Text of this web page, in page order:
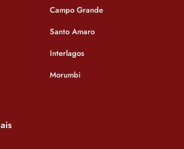
Campo Grande
Santo Amaro
Interlagos
Morumbi